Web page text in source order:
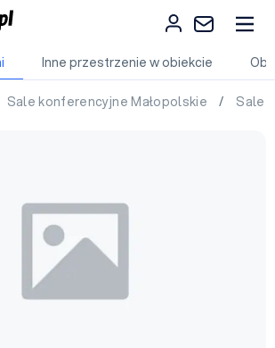
Inne przestrzenie w obiekcie
Sale konferencyjne Małopolskie / Sale